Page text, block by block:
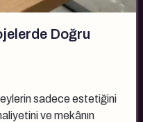
Doğru
sadece estetiğini
ve mekânın